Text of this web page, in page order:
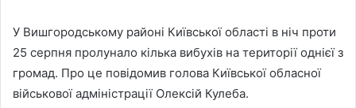
У Вишгородському районі Київської області в ніч проти
25 серпня пролунало кілька вибухів на території однієї з
громад. Про це повідомив голова Київської обласної
військової адміністрації Олексій Кулеба.